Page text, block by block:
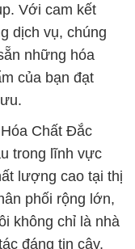
Với cam kết
dịch vụ, chúng
những hóa
của bạn đạt
Chất Đắc
trong lĩnh vực
lượng cao tại thị
phối rộng lớn,
không chỉ là nhà
đáng tin cậy,